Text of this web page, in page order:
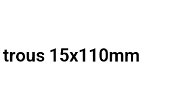
15x110mm